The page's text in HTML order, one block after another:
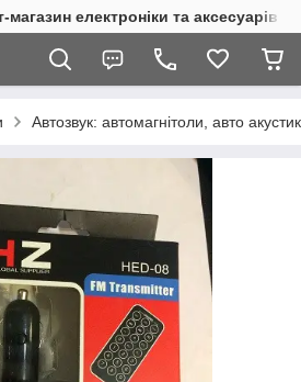
електроніки та аксесуарів в
Автозвук: автомагнітоли, авто